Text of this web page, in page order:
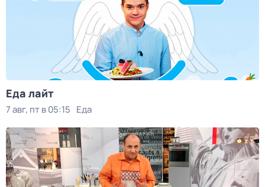
Еда лайт
7 авг, пт в 05:15 Еда